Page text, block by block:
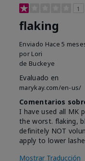
1
flaking
Enviado Hace 5
por Lori
de Buckeye
Evaluado en
marykay.com/en-us/
Comentarios
I have used all MK
the worst. flaking,
definitely NOT
apply to lower
Mostrar Traducción